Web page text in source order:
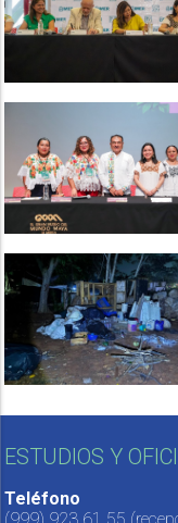
ESTUDIOS Y
Teléfono
(999) 923 61 55